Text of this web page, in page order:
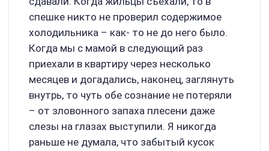
спешке никто не проверил содержимое
холодильника – как- то не до него было.
Когда мы с мамой в следующий раз
приехали в квартиру через несколько
месяцев и догадались, наконец, заглянуть
внутрь, то чуть обе сознание не потеряли
– от зловонного запаха плесени даже
слезы на глазах выступили. Я никогда
раньше не думала, что забытый кусок